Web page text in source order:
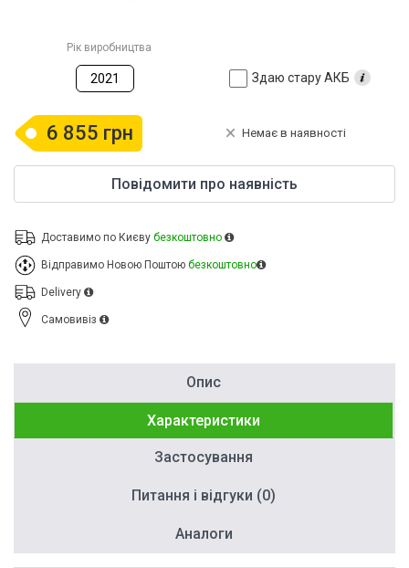
Рік виробництва
2021 Здаю стару АКБ
6 855 грн Немає в наявності
Повідомити про наявність
Доставимо по Києву безкоштовно
Відправимо Новою Поштою безкоштовно
Delivery
Cамовивіз
Опис
Характеристики
Застосування
Питання і відгуки (0)
Аналоги